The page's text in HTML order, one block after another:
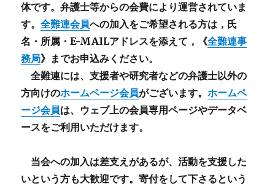
体です。弁護士等からの会費により運営されていま
す。全難連会員への加入をご希望される方は，氏
名・所属・E-MAILアドレスを添えて，《全難連事
務局》までお申込みください。
全難連には、支援者や研究者などの弁護士以外の
方向けのホームページ会員がございます。ホームペ
ージ会員は、ウェブ上の会員専用ページやデータベ
ースをご利用いただけます。
当会への加入は差支えがあるが、活動を支援した
いという方も大歓迎です。寄付をして下さるという